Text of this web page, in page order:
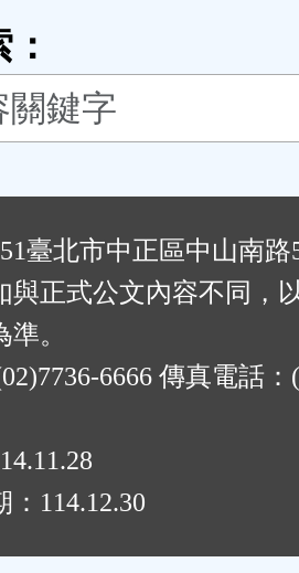
臺北市中正區中山南
與正式公文內容不同，
。
6666 傳真電話：
114.12.30